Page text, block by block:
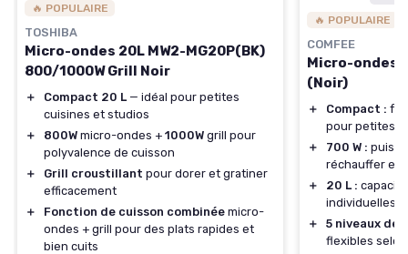
🔥 POPULAIRE
TOSHIBA
Micro-ondes 20L MW2-MG20P(BK)
800/1000W Grill Noir
＋ Compact 20 L — idéal pour petites
cuisines et studios
＋
800W micro-ondes + 1000W grill pour
polyvalence de cuisson
＋
Grill croustillant pour dorer et gratiner
efficacement
＋
Fonction de cuisson combinée micro-
ondes + grill pour des plats rapides et
bien cuits
🔥 POPULAIRE
COMFEE
Micro-ondes
(Noir)
＋ Compact :
pour petites
＋
700 W :
réchauffer et
＋
20 L :
individuelles
＋
5 niveaux de
flexibles